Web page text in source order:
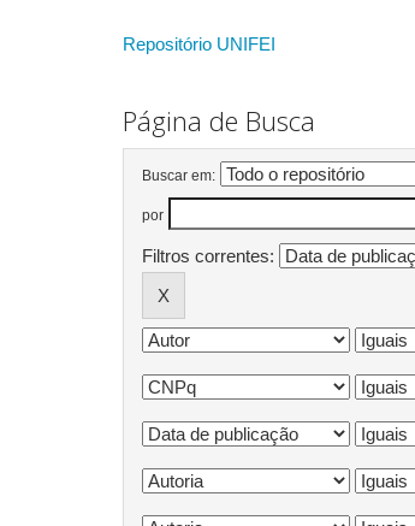
Repositório UNIFEI
Página de Busca
Buscar em:
por
Filtros correntes: